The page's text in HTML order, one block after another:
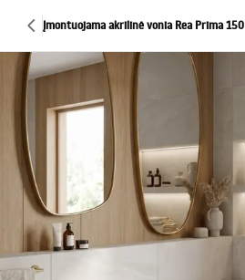
Įmontuojama akrilinė vonia Rea Prima 150